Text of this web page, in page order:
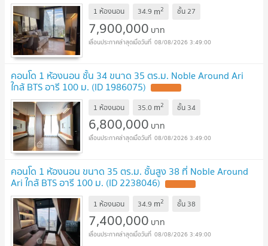
1 ห้องนอน 34.9 m2 ชั้น27
7,900,000 บาท
08/08/2026 3:49:00
คอนโด 1 ห้องนอน ชั้น 34 ขนาด 35 ตร.ม. Noble Around Ari
ใกล้ BTS อารี 100 ม. (ID 1986075)
1 ห้องนอน 35.0 m2 ชั้น 34
6,800,000 บาท
08/08/2026 3:49:00
คอนโด 1 ห้องนอน ขนาด 35 ตร.ม. ชั้นสูง 38 ที่ Noble Around
Ari ใกล้ BTS อารี 100 ม. (ID 2238046)
1 ห้องนอน 34.9 m2 ชั้น 38
7,400,000 บาท
08/08/2026 3:49:00